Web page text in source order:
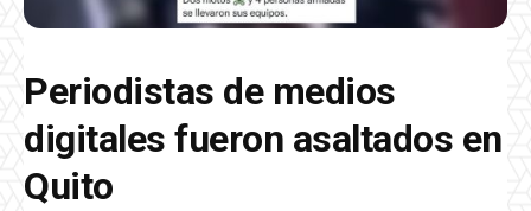
Periodistas de medios
digitales fueron asaltados en
Quito